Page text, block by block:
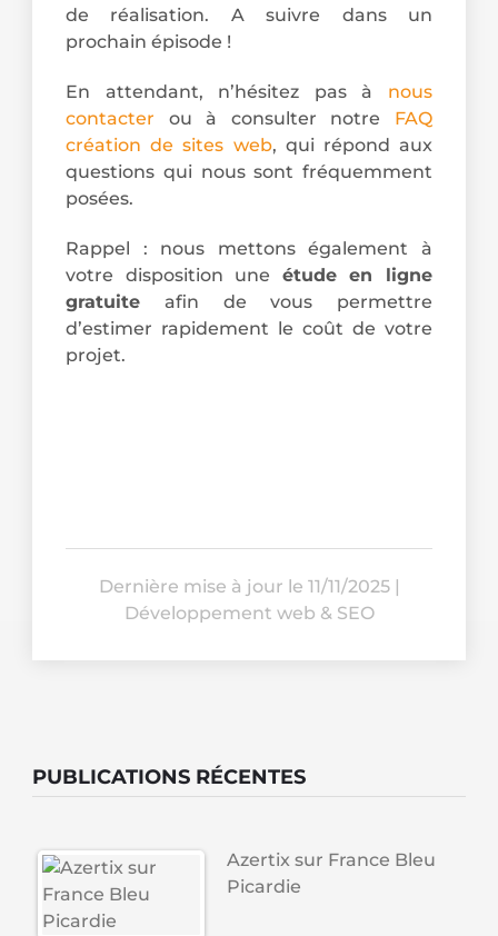
de réalisation. A suivre dans un
prochain épisode !
En attendant, n’hésitez pas à nous
contacter ou à consulter notre FAQ
création de sites web, qui répond aux
questions qui nous sont fréquemment
posées.
Rappel : nous mettons également à
votre disposition une étude en ligne
gratuite afin de vous permettre
d’estimer rapidement le coût de votre
projet.
Dernière mise à jour le 11/11/2025|
Développement web & SEO
PUBLICATIONS RÉCENTES
Azertix sur France Bleu
Picardie